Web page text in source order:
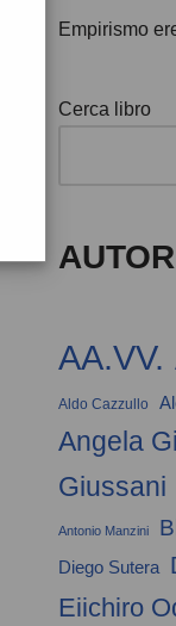
Empirismo
Cerca libro
AA.VV.
Aldo Cazzullo
Angela
Giussani
Antonio Manzini
Diego Sutera
Eiichiro